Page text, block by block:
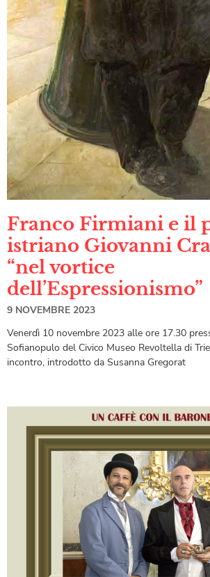
Franco Firmiani e il
istriano Giovanni
“nel vortice
dell’Espressionismo”
9 NOVEMBRE 2023
Venerdì 10 novembre 2023 alle ore 17.30
Sofianopulo del Civico Museo Revoltella di
incontro, introdotto da Susanna Gregorat